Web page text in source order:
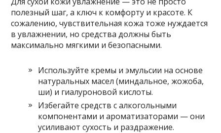
полезный шаг, а ключ к комфорту и красоте. К
сожалению, чувствительная кожа тоже нуждается
в увлажнении, но средства должны быть
максимально мягкими и безопасными.
Используйте кремы и эмульсии на основе
натуральных масел (миндальное, жожоба,
ши) и гиалуроновой кислоты.
Избегайте средств с алкогольными
компонентами и ароматизаторами — они
усиливают сухость и раздражение.